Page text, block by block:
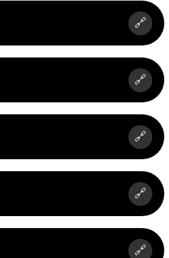
🔗
🔗
🔗
🔗
🔗